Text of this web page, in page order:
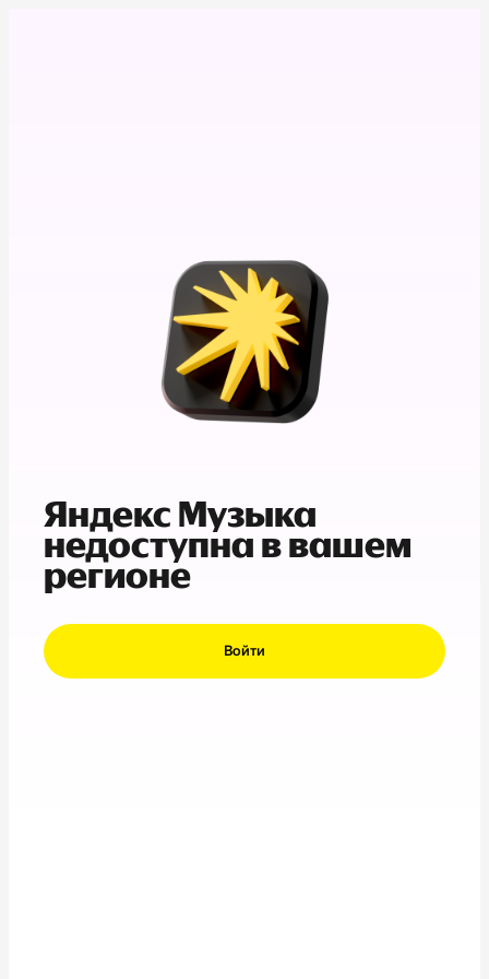
Яндекс Музыка
недоступна в вашем
регионе
Войти